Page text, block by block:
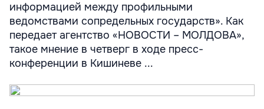
информацией между профильными
ведомствами сопредельных государств». Как
передает агентство «НОВОСТИ – МОЛДОВА»,
такое мнение в четверг в ходе пресс-
конференции в Кишиневе ...